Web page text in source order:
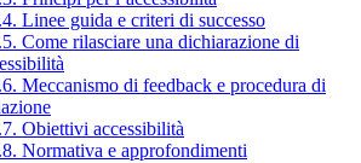
Linee guida e criteri di successo
Come rilasciare una dichiarazione di
Meccanismo di feedback e procedura di
Obiettivi accessibilità
Normativa e approfondimenti